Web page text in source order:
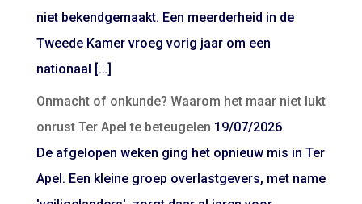
niet bekendgemaakt. Een meerderheid in de
Tweede Kamer vroeg vorig jaar om een
nationaal […]
Onmacht of onkunde? Waarom het maar niet lukt
onrust Ter Apel te beteugelen 19/07/2026
De afgelopen weken ging het opnieuw mis in Ter
Apel. Een kleine groep overlastgevers, met name